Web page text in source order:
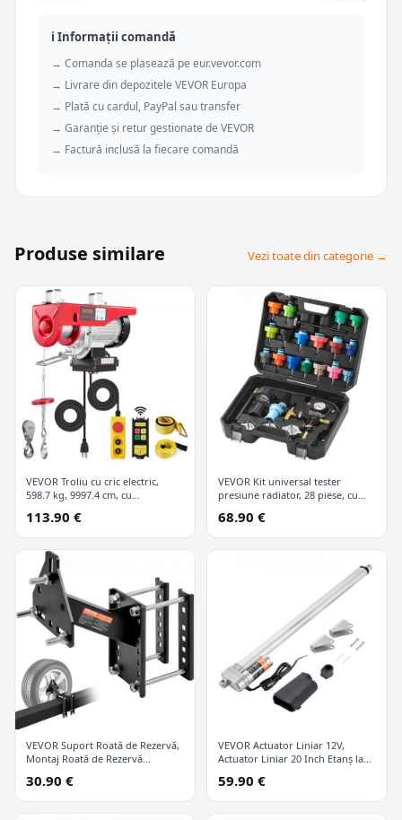
ℹ️ Informații comandă
→ Comanda se plasează pe eur.vevor.com
→ Livrare din depozitele VEVOR Europa
→ Plată cu cardul, PayPal sau transfer
→ Garanție și retur gestionate de VEVOR
→ Factură inclusă la fiecare comandă
Produse similare Vezi toate din categorie →
VEVOR Troliu cu cric electric,
598.7 kg, 9997.4 cm, cu
cu fir
113.90 €
VEVOR Kit universal tester
presiune radiator, 28 piese, cu
codificate după culori, kit vid
refill pentru sisteme de răcire
68.90 €
VEVOR Suport Roată de Rezervă,
Montaj Roată de Rezervă
Accesorii Remorcă Utilitară se
Potrivește la Majoritatea Roților
cu 4 & 5 & 6 & 8 Găuri pe Găuri
30.90 €
VEVOR Actuator Liniar 12V,
Actuator Liniar 20 Inch Etanș la
Actuator Mișcare Liniară cu
Suport Montaj pentru Utilizare în
Aer Liber
59.90 €